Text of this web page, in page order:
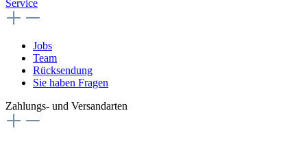
Service
Jobs
Team
Rücksendung
Sie haben Fragen
Zahlungs- und Versandarten